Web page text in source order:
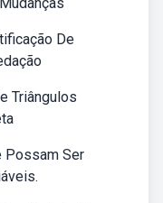
De
Triângulos
Possam Ser